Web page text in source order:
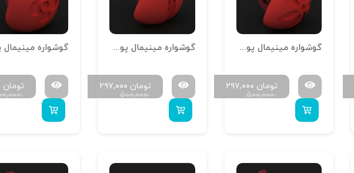
گوشواره مینیمال پوست خور تمام آینه G-M-P-18
۵۰۰,۰۰۰
۲۹۷,۰۰۰ تومان
گوشواره مینیمال پوست خور تمام آینه G-M-P-17
۵۰۰,۰۰۰
۲۹۷,۰۰۰ تومان تومان